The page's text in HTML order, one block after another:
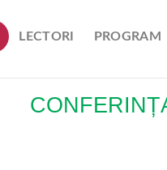
LECTORI PROGRAM